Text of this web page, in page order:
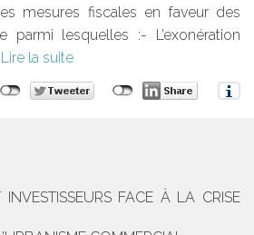
mesures fiscales en faveur des
parmi lesquelles :- L’exonération
Lire la suite
INVESTISSEURS FACE À LA CRISE